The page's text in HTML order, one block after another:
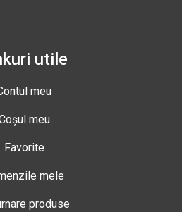
utile
meu
meu
Favorite
mele
produse